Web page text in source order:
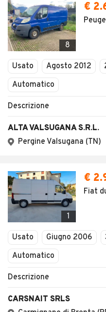
8
€
Usato Agosto 2012
Automatico
Descrizione
ALTA VALSUGANA S.R.L.
Pergine Valsugana (TN)
1
€
Fiat
Usato Giugno 2006
Automatico
Descrizione
CARSNAIT SRLS